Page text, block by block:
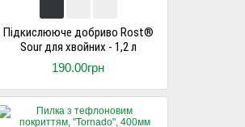
Підкислююче добриво Rost®
Sour для хвойних - 1,2 л
190.00грн